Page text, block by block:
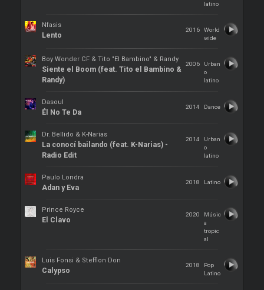
latino
Nfasis
Lento
2016
World
wide
Boy Wonder CF & Tito "El Bambino" & Randy
Siente el Boom (feat. Tito el Bambino &
Randy)
2006
Urban
o
latino
Dasoul
Él No Te Da
2014 Dance
Dr. Bellido & K-Narias
La conocí bailando (feat. K-Narias) -
Radio Edit
2014
Urban
o
latino
Paulo Londra
Adan y Eva
2018 Latino
Prince Royce
El Clavo
2020
Músic
a
tropic
al
Luis Fonsi & Stefflon Don
Calypso
2018
Pop
Latino